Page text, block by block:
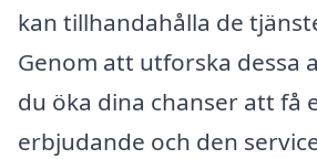
kan tillhandahålla de
Genom att utforska dessa
du öka dina chanser att få
erbjudande och den